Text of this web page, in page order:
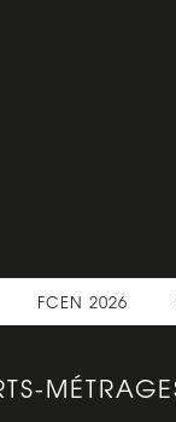
FCEN 2026